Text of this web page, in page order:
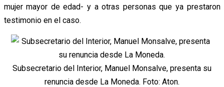
mujer mayor de edad- y a otras personas que ya prestaron
testimonio en el caso.
Subsecretario del Interior, Manuel Monsalve, presenta su
renuncia desde La Moneda. Foto: Aton.